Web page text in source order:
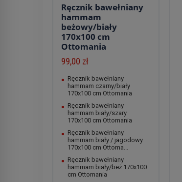
Ręcznik bawełniany
hammam
beżowy/biały
170x100 cm
Ottomania
99,00 zł
Ręcznik bawełniany
hammam czarny/biały
170x100 cm Ottomania
Ręcznik bawełniany
hammam biały/szary
170x100 cm Ottomania
Ręcznik bawełniany
hammam biały / jagodowy
170x100 cm Ottoma...
Ręcznik bawełniany
hammam biały/beż 170x100
cm Ottomania